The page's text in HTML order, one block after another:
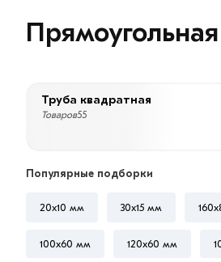
Труба квадратная
Товаров55
Популярные подборки
20x10 мм 30х15 мм
100х60 мм 120х60 мм